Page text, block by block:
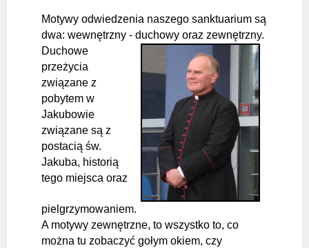
Motywy odwiedzenia naszego sanktuarium są
dwa: wewnętrzny - duchowy oraz zewnętrzny.
Duchowe
przeżycia
związane z
pobytem w
Jakubowie
związane są z
postacią św.
Jakuba, historią
tego miejsca oraz
pielgrzymowaniem.
A motywy zewnętrzne, to wszystko to, co
można tu zobaczyć gołym okiem, czy